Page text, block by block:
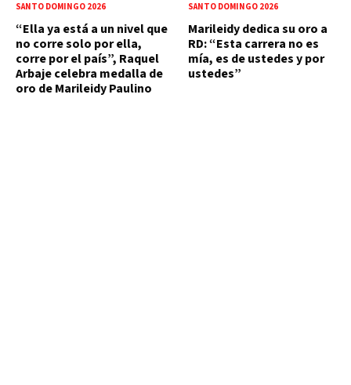
SANTO DOMINGO 2026
“Ella ya está a un nivel que
no corre solo por ella,
corre por el país”, Raquel
Arbaje celebra medalla de
oro de Marileidy Paulino
SANTO DOMINGO 2026
Marileidy dedica su oro a
RD: “Esta carrera no es
mía, es de ustedes y por
ustedes”